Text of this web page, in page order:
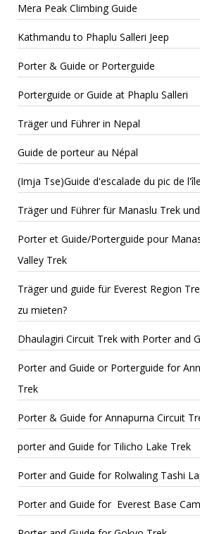
Mera Peak Climbing Guide
Kathmandu to Phaplu Salleri Jeep
Porter & Guide or Porterguide
Porterguide or Guide at Phaplu Salleri
Träger und Führer in Nepal
Guide de porteur au Népal
(Imja Tse)Guide d'escalade du pic de l'île
Träger und Führer für Manaslu Trek
Porter et Guide/Porterguide pour
Valley Trek
Träger und guide für Everest Region
zu mieten?
Dhaulagiri Circuit Trek with Porter and
Porter and Guide or Porterguide for
Trek
Porter & Guide for Annapurna Circuit
porter and Guide for Tilicho Lake Trek
Porter and Guide for Rolwaling Tashi
Porter and Guide for Everest Base